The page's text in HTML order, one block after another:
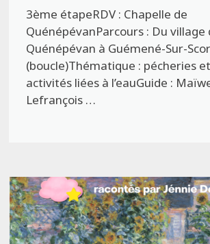
3ème étapeRDV : Chapelle de
QuénépévanParcours : Du village
Quénépévan à Guémené-Sur-
(boucle)Thématique : pécheries
activités liées à l’eauGuide :
Lefrançois …